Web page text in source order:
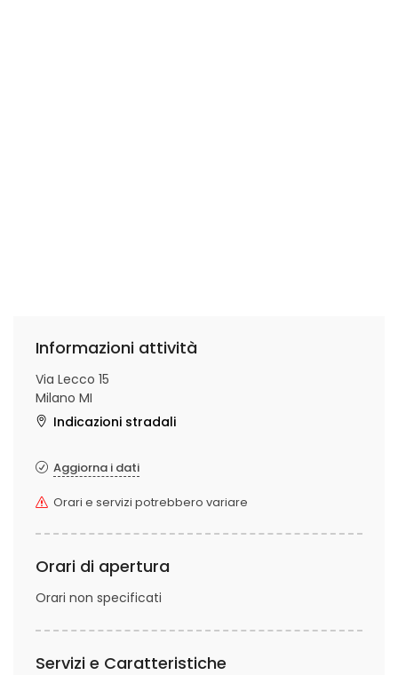
Informazioni attività
Via Lecco 15
Milano MI
Indicazioni stradali
Aggiorna i dati
Orari e servizi potrebbero variare
Orari di apertura
Orari non specificati
Servizi e Caratteristiche